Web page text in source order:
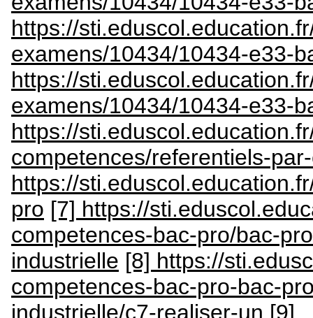
https://
examens/10434/10434-e33-
https://
examens/10434/10434-e33-
https://
competences/referentiels-
https://
pro [7] https://
competences-bac-pro/bac-
industrielle [8] https://
competences-bac-pro-bac-
industrielle/c7-realiser-un [9]